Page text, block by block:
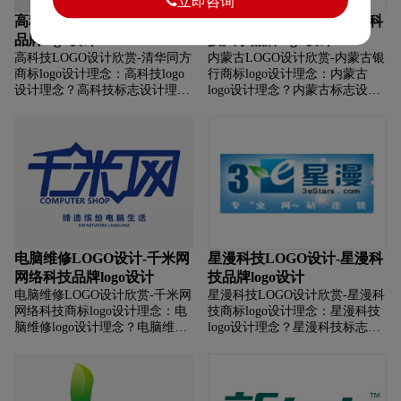
高科技LOGO设计-清华同方
品牌logo设计
高科技LOGO设计欣赏-清华同方
商标logo设计理念：高科技logo
设计理念？高科技标志设计理
义？ 如何设计高科技商标？如何
设计高科技标志？如何设计高科
技logo？如何设计高科技品牌？
内蒙古LOGO设计-内蒙古科
内蒙古LOGO设计欣赏-内蒙古银
行商标logo设计理念：内蒙古
logo设计理念？内蒙古标志设计
义？ 如何设计内蒙古商标？如何
设计内蒙古标志？如何设计内蒙
古logo？如何设计内蒙古品牌？
电脑维修LOGO设计-千米网
网络科技品牌logo设计
电脑维修LOGO设计欣赏-千米网
网络科技商标logo设计理念：电
脑维修logo设计理念？电脑维修
计理念？电脑维修LOGO设计含
义？电脑维修标志设计含义？电
脑维修商标设计含义？如何设计
星漫科技LOGO设计-星漫科
技品牌logo设计
星漫科技LOGO设计欣赏-星漫科
技商标logo设计理念：星漫科技
logo设计理念？星漫科技标志设
技商标设计含义？如何设计星漫